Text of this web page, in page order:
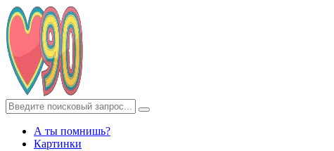
А ты помнишь?
Картинки